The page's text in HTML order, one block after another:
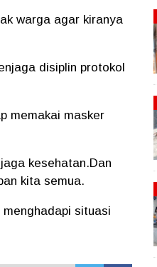
warga agar kiranya
disiplin protokol
memakai masker
kesehatan.Dan
kita semua.
situasi